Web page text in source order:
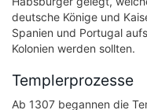
deutsche Könige und
Spanien und Portugal
Kolonien werden sollten.
Templerprozesse
Ab 1307 begannen die